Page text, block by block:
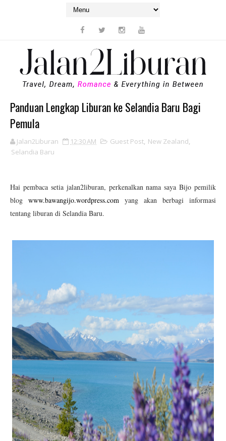
Panduan Lengkap Liburan ke Selandia Baru Bagi
Pemula
Jalan2Liburan 12:30 AM Guest Post, New Zealand,
Selandia Baru
Hai pembaca setia jalan2liburan, perkenalkan nama saya Bijo pemilik
blog www.bawangijo.wordpress.com yang akan berbagi informasi
tentang liburan di Selandia Baru.